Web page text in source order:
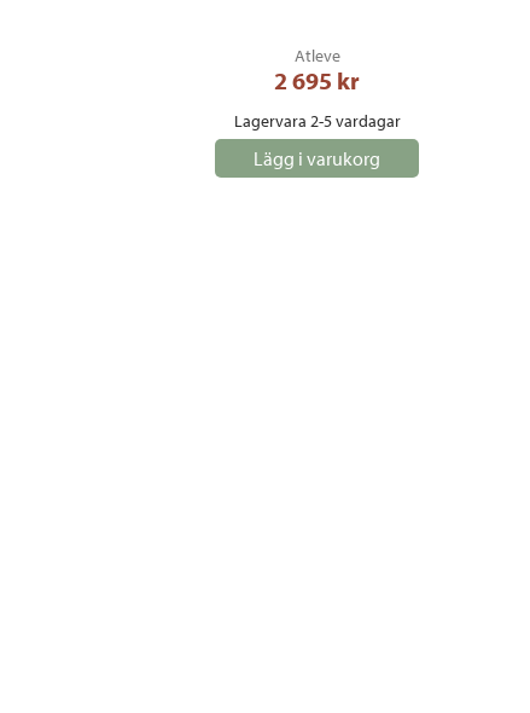
Atleve
2 695 kr
Lagervara 2-5 vardagar
Lägg i varukorg